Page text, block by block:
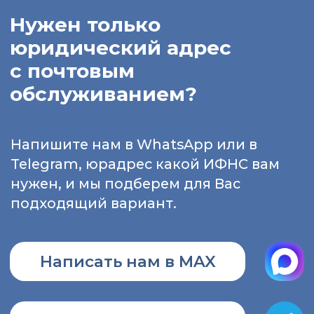
Готовые офисы:Предлагаем к аренде
офисы с типовой планировкой, что
позволяет начать работу без лишних
затрат времени и средств.
центрального кондиционирования и
вентиляции поддерживают идеальный
микроклимат в любое время года.
Развитая инфраструктура:В здании
разнообразным и доступным меню.
Паркинг:Для вас и ваших гостей